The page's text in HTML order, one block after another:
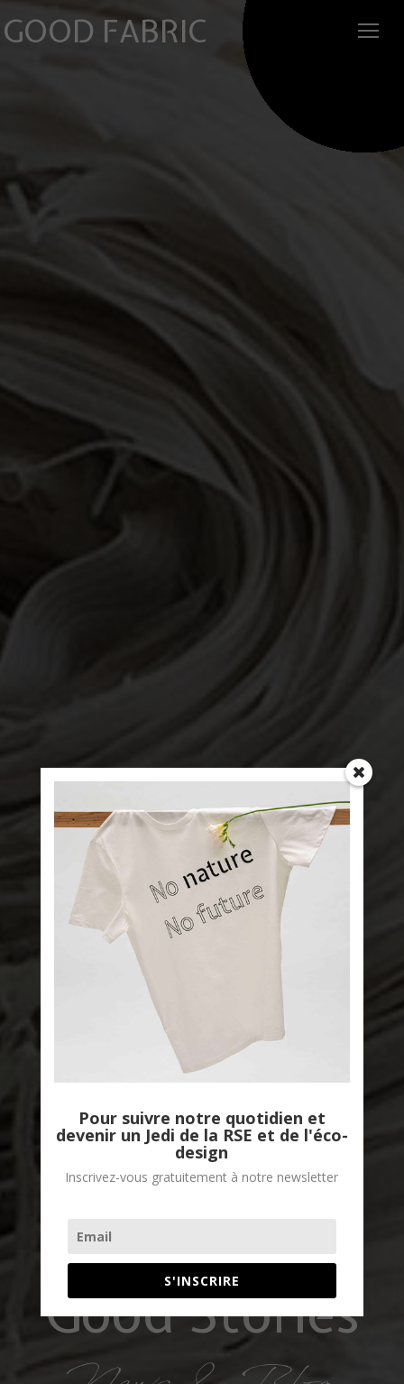
GOOD FABRIC
Good Stories
Pour suivre notre quotidien et
devenir un Jedi de la RSE et de l'éco-
design
Inscrivez-vous gratuitement à notre newsletter
S'INSCRIRE